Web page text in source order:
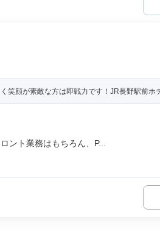
笑顔が素敵な方は即戦力です！JR長野駅前ホ
ント業務はもちろん、P...